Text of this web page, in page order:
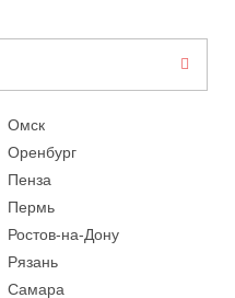
Омск
Оренбург
Пенза
Пермь
Ростов-на-Дону
Рязань
Самара